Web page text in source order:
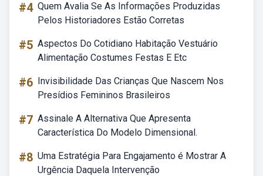
#4 Quem Avalia Se As Informações Produzidas
Pelos Historiadores Estão Corretas
#5 Aspectos Do Cotidiano Habitação Vestuário
Alimentação Costumes Festas E Etc
#6 Invisibilidade Das Crianças Que Nascem Nos
Presídios Femininos Brasileiros
#7 Assinale A Alternativa Que Apresenta
Característica Do Modelo Dimensional.
#8 Uma Estratégia Para Engajamento é Mostrar A
Urgência Daquela Intervenção